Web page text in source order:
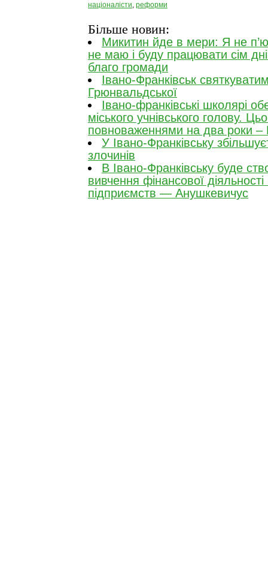
націоналісти, реформи
Більше новин:
Микитин йде в мери: Я не
не маю і буду працювати сім
благо громади
Івано-Франківськ
Грюнвальдської
Івано-франківські школярі
міського учнівського голову.
повноваженнями на два роки –
У Івано-Франківську
злочинів
В Івано-Франківську буде
вивчення фінансової
підприємств — Анушкевичус